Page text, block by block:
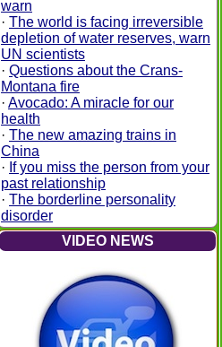
warn
· The world is facing irreversible
depletion of water reserves, warn
UN scientists
· Questions about the Crans-
Montana fire
· Avocado: A miracle for our
health
· The new amazing trains in
China
· If you miss the person from your
past relationship
· The borderline personality
disorder
VIDEO NEWS